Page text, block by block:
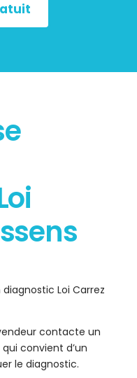
Loi Carrez
contacte un
convient d’un
le diagnostic.